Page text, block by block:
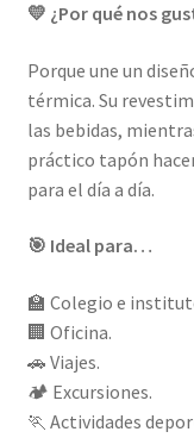
💛 ¿Por qué nos
Porque une un
térmica. Su
las bebidas,
práctico tapón
para el día a día.
🎯 Ideal para…
🏫 Colegio e
🏢 Oficina.
🚗 Viajes.
🏕️ Excursiones.
🏃 Actividades